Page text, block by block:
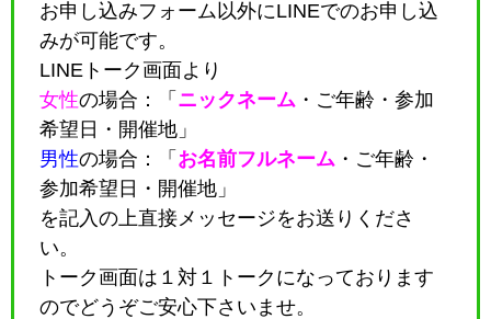
お申し込みフォーム以外にLINEでのお申し込
みが可能です。
LINEトーク画面より
女性の場合：「 ニックネーム ・ ご年齢・参加
希望日・開催地」
男性の場合：「 お名前フルネーム ・ ご年齢・
参加希望日・開催地」
を記入の上直接メッセージをお送りくださ
い。
トーク画面は１対１トークになっております
のでどうぞご安心下さいませ。